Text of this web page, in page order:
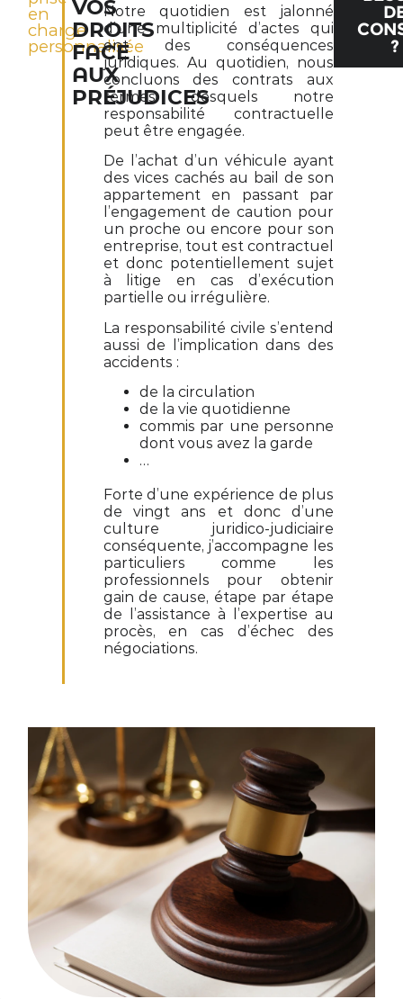
en
charge
personnalisée
VOS
DROITS
FACE
AUX
PRÉJUDICES
Notre quotidien est jalonné
d’une multiplicité d’actes qui
ont des conséquences
juridiques. Au quotidien, nous
concluons des contrats aux
termes desquels notre
responsabilité contractuelle
peut être engagée.
De l’achat d’un véhicule ayant
des vices cachés au bail de son
appartement en passant par
l’engagement de caution pour
un proche ou encore pour son
entreprise, tout est contractuel
et donc potentiellement sujet
à litige en cas d’exécution
partielle ou irrégulière.
La responsabilité civile s’entend
aussi de l’implication dans des
accidents :
de la circulation
de la vie quotidienne
commis par une personne
dont vous avez la garde
…
Forte d’une expérience de plus
de vingt ans et donc d’une
culture juridico-judiciaire
conséquente, j’accompagne les
particuliers comme les
professionnels pour obtenir
gain de cause, étape par étape
de l’assistance à l’expertise au
procès, en cas d’échec des
négociations.
?